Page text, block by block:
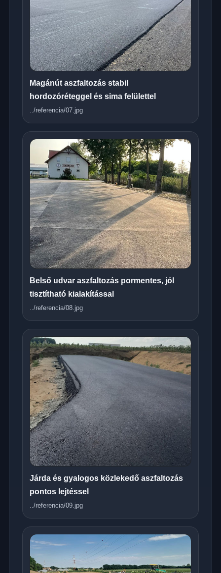
Magánút aszfaltozás stabil
hordozóréteggel és sima felülettel
../referencia/07.jpg
Belső udvar aszfaltozás pormentes, jól
tisztítható kialakítással
../referencia/08.jpg
Járda és gyalogos közlekedő aszfaltozás
pontos lejtéssel
../referencia/09.jpg